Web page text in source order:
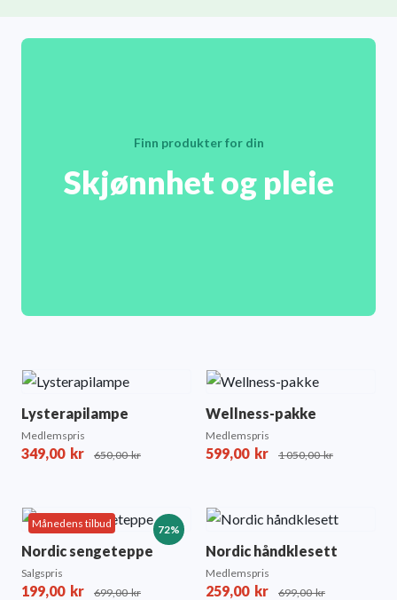
Skjønnhet og pleie
Finn produkter for din
Lysterapilampe
Medlemspris
349,00 kr 650,00kr
Wellness-pakke
Medlemspris
599,00 kr 1 050,00kr
72%
Månedens tilbud
Nordic sengeteppe
Salgspris
199,00 kr 699,00kr
Nordic håndklesett
Medlemspris
259,00 kr 699,00kr